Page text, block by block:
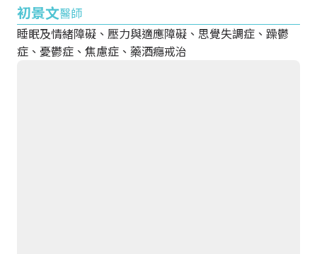
初景文醫師
睡眠及情緒障礙、壓力與適應障礙、思覺失調症、躁鬱
症、憂鬱症、焦慮症、藥酒癮戒治